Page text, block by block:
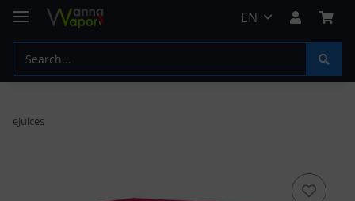
EN
eJuices